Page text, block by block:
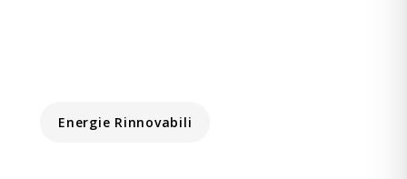
Energie Rinnovabili